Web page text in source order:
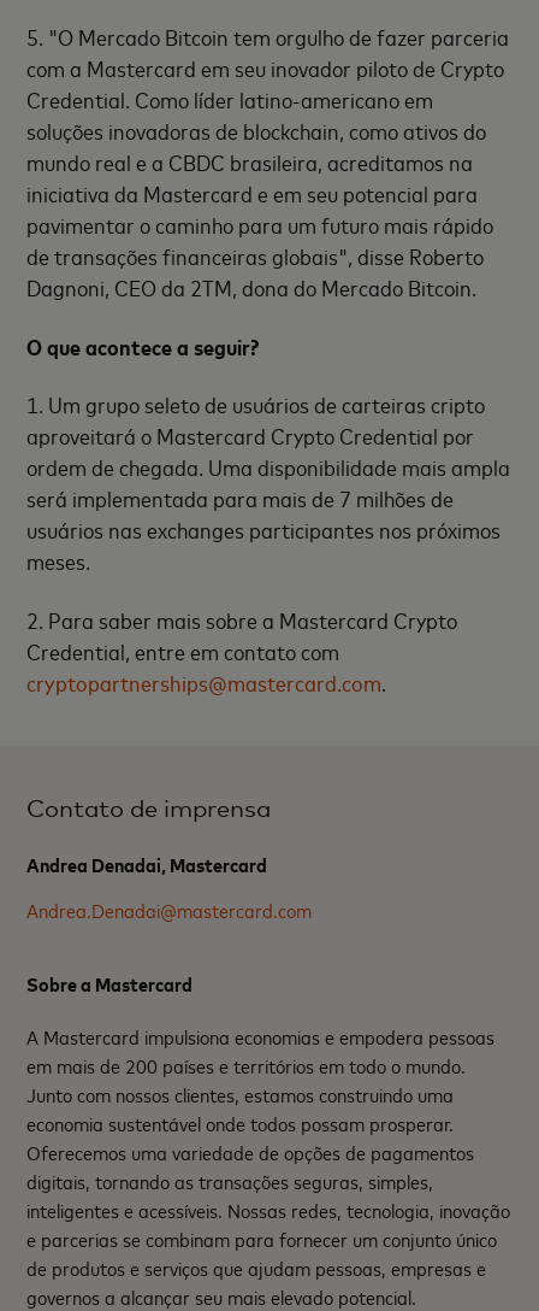
5. "O Mercado Bitcoin tem orgulho de fazer parceria
com a Mastercard em seu inovador piloto de Crypto
Credential. Como líder latino-americano em
soluções inovadoras de blockchain, como ativos do
mundo real e a CBDC brasileira, acreditamos na
iniciativa da Mastercard e em seu potencial para
pavimentar o caminho para um futuro mais rápido
de transações financeiras globais", disse Roberto
Dagnoni, CEO da 2TM, dona do Mercado Bitcoin.
O que acontece a seguir?
1. Um grupo seleto de usuários de carteiras cripto
aproveitará o Mastercard Crypto Credential por
ordem de chegada. Uma disponibilidade mais ampla
será implementada para mais de 7 milhões de
usuários nas exchanges participantes nos próximos
meses.
2. Para saber mais sobre a Mastercard Crypto
Credential, entre em contato com
cryptopartnerships@mastercard.com
Contato de imprensa
Andrea Denadai, Mastercard
Andrea.Denadai@mastercard.com
Sobre a Mastercard
A Mastercard impulsiona economias e empodera pessoas
em mais de 200 países e territórios em todo o mundo.
Junto com nossos clientes, estamos construindo uma
economia sustentável onde todos possam prosperar.
Oferecemos uma variedade de opções de pagamentos
digitais, tornando as transações seguras, simples,
inteligentes e acessíveis. Nossas redes, tecnologia, inovação
e parcerias se combinam para fornecer um conjunto único
de produtos e serviços que ajudam pessoas, empresas e
governos a alcançar seu mais elevado potencial.